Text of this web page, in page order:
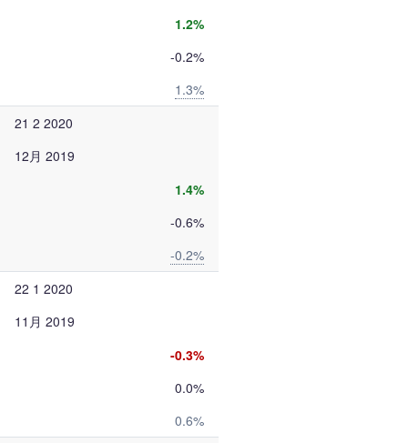
1.2%
-0.2%
1.3%
21 2 2020
12月 2019
1.4%
-0.6%
-0.2%
22 1 2020
11月 2019
-0.3%
0.0%
0.6%